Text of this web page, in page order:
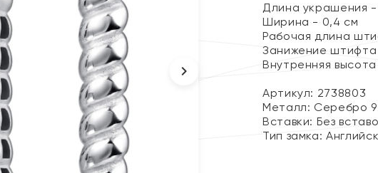
Длина украшения -
Ширина - 0,4 см
Рабочая длина
Занижение
Внутренняя высота
Артикул: 2738803
Металл: Серебро
Вставки: Без
Тип замка: